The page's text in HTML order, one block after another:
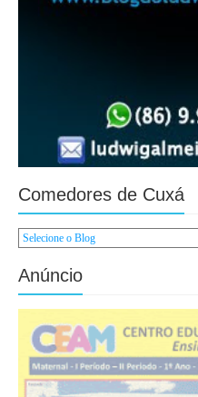
Comedores de Cuxá
Anúncio